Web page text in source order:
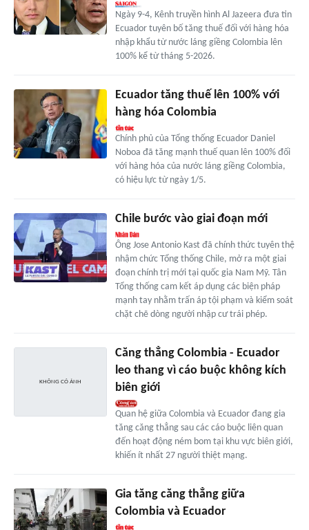
Ngày 9-4, Kênh truyền hình Al Jazeera đưa tin
Ecuador tuyên bố tăng thuế đối với hàng hóa
nhập khẩu từ nước láng giềng Colombia lên
100% kể từ tháng 5-2026.
Ecuador tăng thuế lên 100% với
hàng hóa Colombia
Chính phủ của Tổng thống Ecuador Daniel
Noboa đã tăng mạnh thuế quan lên 100% đối
với hàng hóa của nước láng giềng Colombia,
có hiệu lực từ ngày 1/5.
Chile bước vào giai đoạn mới
Ông Jose Antonio Kast đã chính thức tuyên thệ
nhậm chức Tổng thống Chile, mở ra một giai
đoạn chính trị mới tại quốc gia Nam Mỹ. Tân
Tổng thống cam kết áp dụng các biện pháp
mạnh tay nhằm trấn áp tội phạm và kiểm soát
chặt chẽ dòng người nhập cư trái phép.
Căng thẳng Colombia - Ecuador
leo thang vì cáo buộc không kích
biên giới
Quan hệ giữa Colombia và Ecuador đang gia
tăng căng thẳng sau các cáo buộc liên quan
đến hoạt động ném bom tại khu vực biên giới,
khiến ít nhất 27 người thiệt mạng.
Gia tăng căng thẳng giữa
Colombia và Ecuador